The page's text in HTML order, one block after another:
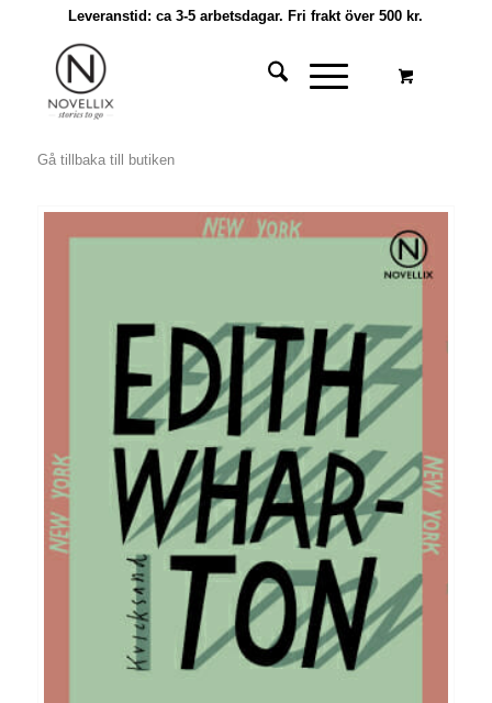
Leveranstid: ca 3-5 arbetsdagar. Fri frakt över 500 kr.
Gå tillbaka till butiken